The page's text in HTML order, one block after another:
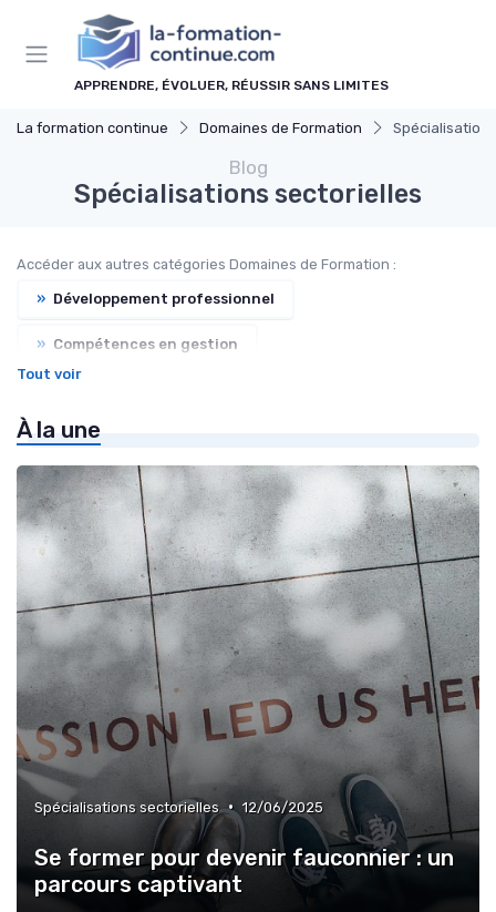
APPRENDRE, ÉVOLUER, RÉUSSIR SANS LIMITES
La formation continue Domaines de Formation
Blog
Spécialisations sectorielles
Accéder aux autres catégories Domaines de Formation :
» Développement professionnel
» Compétences en gestion
» Formations en communication
Tout voir
À la une
Spécialisations sectorielles • 12/06/2025
Se former pour devenir fauconnier : un
parcours captivant
Panneau de gestion des cookies